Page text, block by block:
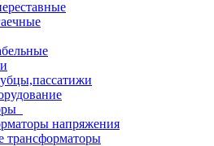
напряжения
трансформаторы